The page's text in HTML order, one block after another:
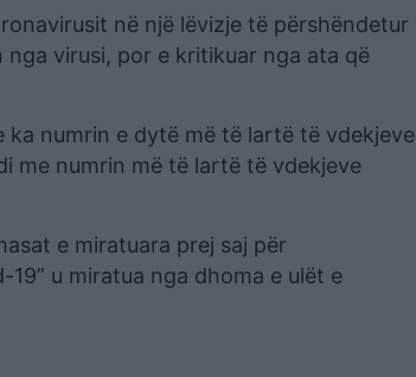
në një lëvizje të përshëndetur
nga virusi, por e kritikuar nga ata që
numrin e dytë më të lartë të vdekjeve
me numrin më të lartë të vdekjeve
e miratuara prej saj për
u miratua nga dhoma e ulët e